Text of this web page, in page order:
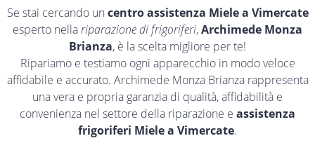
Se stai cercando un centro assistenza Miele a Vimercate
esperto nellariparazione di frigoriferi,Archimede Monza
Brianza, è la scelta migliore per te!
Ripariamo e testiamo ogni apparecchio in modo veloce
affidabile e accurato. Archimede Monza Brianza rappresenta
una vera e propria garanzia di qualità, affidabilità e
convenienza nel settore della riparazione e assistenza
frigoriferi Miele a Vimercate.